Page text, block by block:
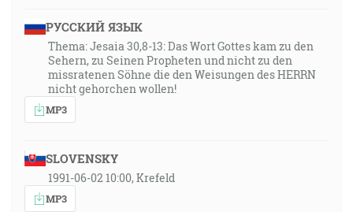
РУССКИЙ ЯЗЫК
Thema: Jesaia 30,8-13: Das Wort Gottes kam zu den
Sehern, zu Seinen Propheten und nicht zu den
missratenen Söhne die den Weisungen des HERRN
nicht gehorchen wollen!
MP3
SLOVENSKY
1991-06-02 10:00, Krefeld
MP3